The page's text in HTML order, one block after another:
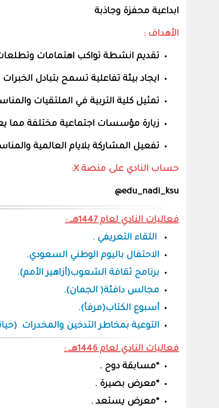
ابداعية محفزة وجاذبة
الأهداف :
تقديم انشطة تواكب اهتمامات
ايجاد بيئة تفاعلية تسمح بتبادل
تمثيل كلية التربية في الملتقيات
زيارة مؤسسات اجتماعية مختلفة مما
تفعيل المشاركة بلايام العالمية
حساب النادي على منصة X:
edu_nadi_ksu@
فعاليات النادي لعام 1447هــ :
اللقاء التعريفي .
الاحتفال باليوم الوطني السعودي.
برنامج ثقافة الشعوب(أزاهير الأمم).
مجالس دافئة( الجمان).
أسبوع الكتاب(مرفأ).
التوعية بمخاطر التدخين والمخدرات
فعاليات النادي لعام 1446هــ :
*مسابقة دوح .
*معرض بصيرة .
*معرض يستعد .